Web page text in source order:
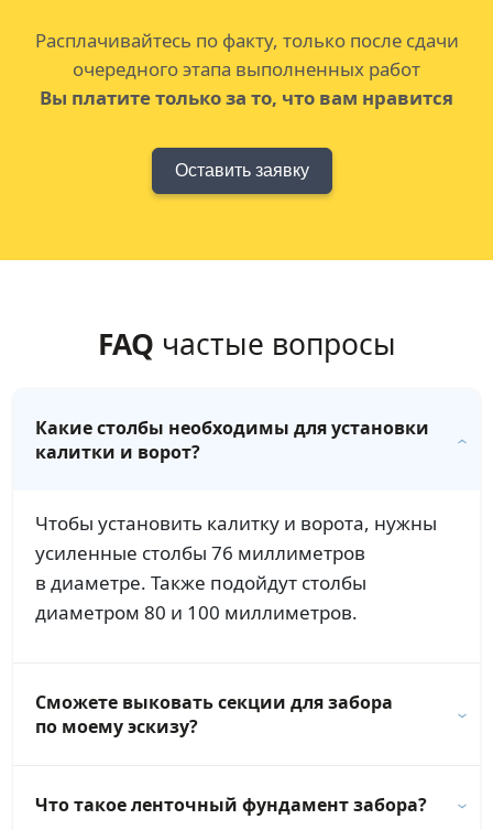
Расплачивайтесь по факту, только после сдачи
очередного этапа выполненных работ
Вы платите только за то, что вам нравится
Оставить заявку
FAQ частые вопросы
Какие столбы необходимы для установки
калитки и ворот?
Чтобы установить калитку и ворота, нужны
усиленные столбы 76 миллиметров
в диаметре. Также подойдут столбы
диаметром 80 и 100 миллиметров.
Сможете выковать секции для забора
по моему эскизу?
Что такое ленточный фундамент забора?